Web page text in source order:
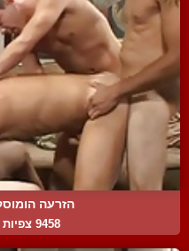
הזרעה
9458 צפיות